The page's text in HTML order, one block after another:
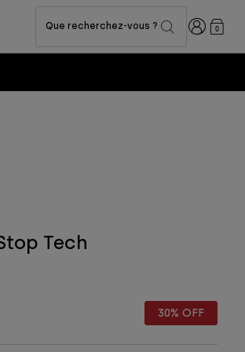
Que recherchez-vous ? Connexion
0
Tech
30% OFF